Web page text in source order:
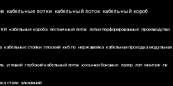
кабельные лотки кабельный лоток кабельный короб
кабельные короба лестничный лоток лотки перфорированные производство
кабельные стойки плоский ккб по нержавейка кабельная проходка модульная
угловой глубокий кабельный лоток косынки боковые лазер лэп монтаж пк
стали алюминий